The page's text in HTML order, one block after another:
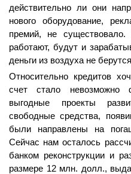
действительно ли они
нового оборудование,
премий, не
работают, будут и
деньги из воздуха не
Относительно кредитов
счет стало невозможно
выгодные проекты
свободные средства,
были направлены на
Сейчас нам осталось
банком реконструкции и
размере 12 млн. долл.,